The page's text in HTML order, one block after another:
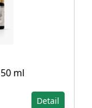
ml
Detail